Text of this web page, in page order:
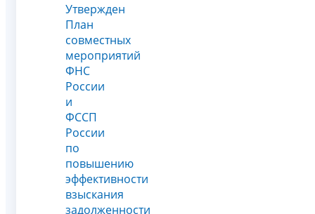
Утвержден
План
совместных
мероприятий
ФНС
России
и
ФССП
России
по
повышению
эффективности
взыскания
задолженности